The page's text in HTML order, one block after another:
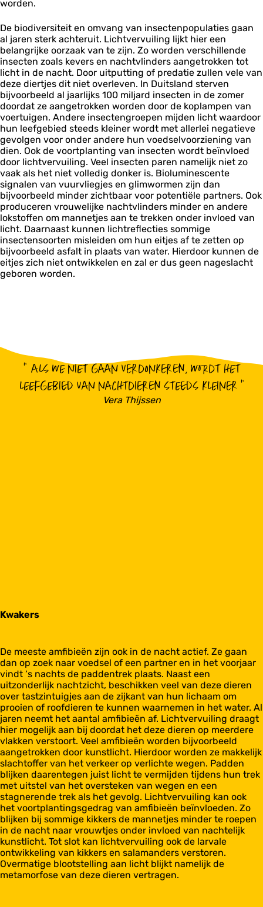
worden.
De biodiversiteit en omvang van insectenpopulaties gaan
al jaren sterk achteruit. Lichtvervuiling lijkt hier een
belangrijke oorzaak van te zijn. Zo worden verschillende
insecten zoals kevers en nachtvlinders aangetrokken tot
licht in de nacht. Door uitputting of predatie zullen vele van
deze diertjes dit niet overleven. In Duitsland sterven
bijvoorbeeld al jaarlijks 100 miljard insecten in de zomer
doordat ze aangetrokken worden door de koplampen van
voertuigen. Andere insectengroepen mijden licht waardoor
hun leefgebied steeds kleiner wordt met allerlei negatieve
gevolgen voor onder andere hun voedselvoorziening van
dien. Ook de voortplanting van insecten wordt beïnvloed
door lichtvervuiling. Veel insecten paren namelijk niet zo
vaak als het niet volledig donker is. Bioluminescente
signalen van vuurvliegjes en glimwormen zijn dan
bijvoorbeeld minder zichtbaar voor potentiële partners. Ook
produceren vrouwelijke nachtvlinders minder en andere
lokstoffen om mannetjes aan te trekken onder invloed van
licht. Daarnaast kunnen lichtreflecties sommige
insectensoorten misleiden om hun eitjes af te zetten op
bijvoorbeeld asfalt in plaats van water. Hierdoor kunnen de
eitjes zich niet ontwikkelen en zal er dus geen nageslacht
geboren worden.
“ Als we niet gaan verdonkeren, wordt het
leefgebied van nachtdieren steeds kleiner ”
Vera Thijssen
Kwakers
De meeste amfibieën zijn ook in de nacht actief. Ze gaan
dan op zoek naar voedsel of een partner en in het voorjaar
vindt ‘s nachts de paddentrek plaats. Naast een
uitzonderlijk nachtzicht, beschikken veel van deze dieren
over tastzintuigjes aan de zijkant van hun lichaam om
prooien of roofdieren te kunnen waarnemen in het water. Al
jaren neemt het aantal amfibieën af. Lichtvervuiling draagt
hier mogelijk aan bij doordat het deze dieren op meerdere
vlakken verstoort. Veel amfibieën worden bijvoorbeeld
aangetrokken door kunstlicht. Hierdoor worden ze makkelijk
slachtoffer van het verkeer op verlichte wegen. Padden
blijken daarentegen juist licht te vermijden tijdens hun trek
met uitstel van het oversteken van wegen en een
stagnerende trek als het gevolg. Lichtvervuiling kan ook
het voortplantingsgedrag van amfibieën beïnvloeden. Zo
blijken bij sommige kikkers de mannetjes minder te roepen
in de nacht naar vrouwtjes onder invloed van nachtelijk
kunstlicht. Tot slot kan lichtvervuiling ook de larvale
ontwikkeling van kikkers en salamanders verstoren.
Overmatige blootstelling aan licht blijkt namelijk de
metamorfose van deze dieren vertragen.